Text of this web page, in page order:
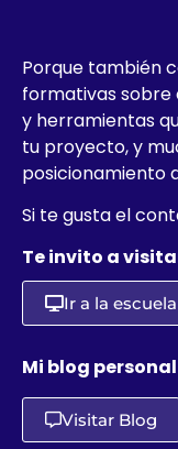
Porque también
formativas sobre
y herramientas
tu proyecto, y
posicionamiento
Si te gusta el
Te invito a
Ir a la
Mi blog personal
Visitar Blog